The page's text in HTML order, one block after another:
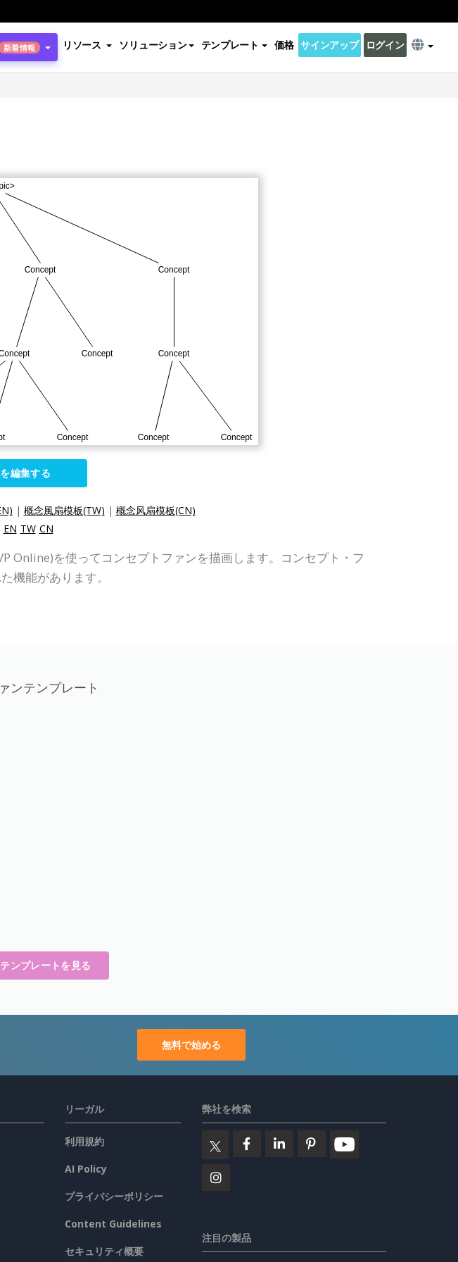
新着情報 リソース ソリューション テンプレート 価格 サインアップ ログイン
編集する
| 概念風扇模板(TW) | 概念风扇模板(CN)
EN TW CN
Online)を使ってコンセプトファンを描画します。コンセプト・フ
機能があります。
ンテンプレート
ンプレートを見る
無料で始める
リーガル
利用規約
AI Policy
プライバシーポリシー
Content Guidelines
セキュリティ概要
弊社を検索
注目の製品